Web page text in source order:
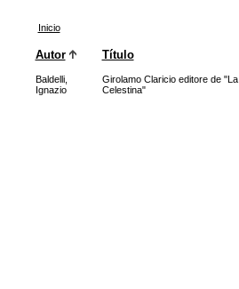
Inicio
Autor Título
Baldelli,
Ignazio
Girolamo Claricio editore de "La
Celestina"